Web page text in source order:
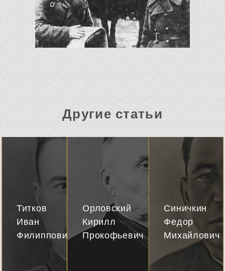
Другие статьи
Титков
Иван
Филиппович
Орловский
Кирилл
Прокофьевич
Синичкин
Федор
Михайлович